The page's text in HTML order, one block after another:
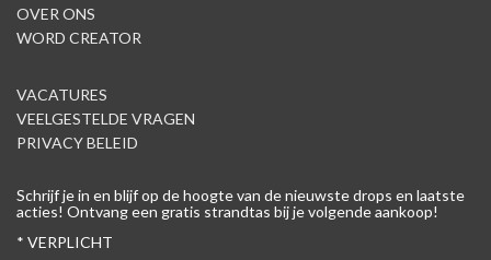
OVER ONS
WORD CREATOR
VACATURES
VEELGESTELDE VRAGEN
PRIVACY BELEID
Schrijf je in en blijf op de hoogte van de nieuwste drops en laatste
acties! Ontvang een gratis strandtas bij je volgende aankoop!
* VERPLICHT